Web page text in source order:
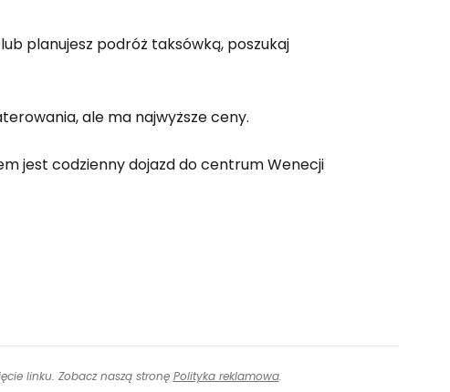
planujesz podróż taksówką, poszukaj
ale ma najwyższe ceny.
jest codzienny dojazd do centrum Wenecji
linku. Zobacz naszą stronę Polityka reklamowa.
Kontynuuj z e-mailem